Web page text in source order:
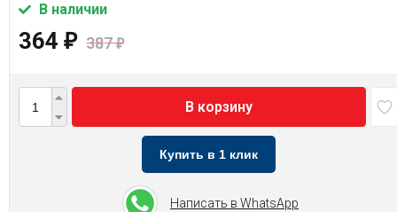
В наличии
364 ₽ 387₽
В корзину
Купить в 1 клик
Написать в WhatsApp